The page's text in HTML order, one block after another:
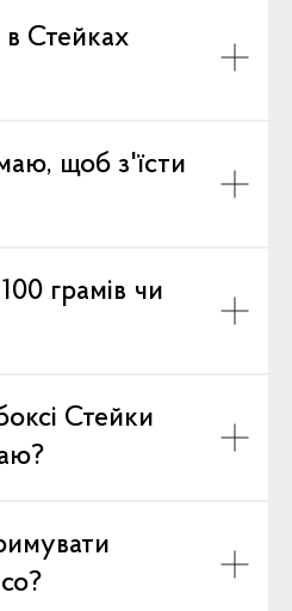
Стейках
щоб з'їсти
грамів чи
Стейки